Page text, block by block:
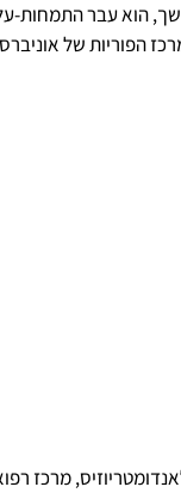
הוא עבר התמחות-על
הפוריות של
מרכז